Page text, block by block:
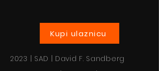
Kupi ulaznicu
2023 | SAD | David F. Sandberg